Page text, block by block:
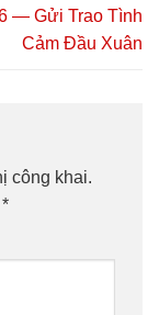
— Gửi Trao Tình
Cảm Đầu Xuân
công khai.
*